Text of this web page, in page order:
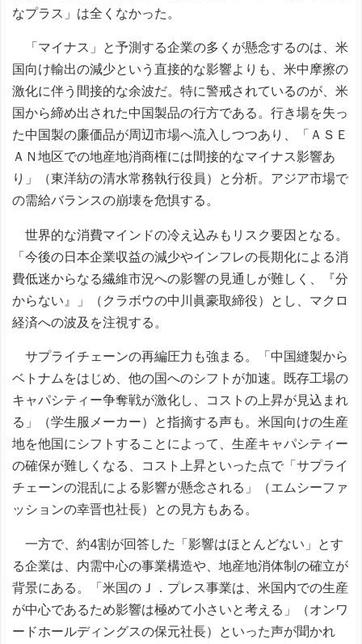
なプラス」は全くなかった。
「マイナス」と予測する企業の多くが懸念するのは、米
国向け輸出の減少という直接的な影響よりも、米中摩擦の
激化に伴う間接的な余波だ。特に警戒されているのが、米
国から締め出された中国製品の行方である。行き場を失っ
た中国製の廉価品が周辺市場へ流入しつつあり、「ＡＳＥ
ＡＮ地区での地産地消商権には間接的なマイナス影響あ
り」（東洋紡の清水常務執行役員）と分析。アジア市場で
の需給バランスの崩壊を危惧する。
世界的な消費マインドの冷え込みもリスク要因となる。
「今後の日本企業収益の減少やインフレの長期化による消
費低迷からなる繊維市況への影響の見通しが難しく、『分
からない』」（クラボウの中川眞豪取締役）とし、マクロ
経済への波及を注視する。
サプライチェーンの再編圧力も強まる。「中国縫製から
ベトナムをはじめ、他の国へのシフトが加速。既存工場の
キャパシティー争奪戦が激化し、コストの上昇が見込まれ
る」（学生服メーカー）と指摘する声も。米国向けの生産
地を他国にシフトすることによって、生産キャパシティー
の確保が難しくなる、コスト上昇といった点で「サプライ
チェーンの混乱による影響が懸念される」（エムシーファ
ッションの幸晋也社長）との見方もある。
一方で、約4割が回答した「影響はほとんどない」とす
る企業は、内需中心の事業構造や、地産地消体制の確立が
背景にある。「米国のＪ．プレス事業は、米国内での生産
が中心であるため影響は極めて小さいと考える」（オンワ
ードホールディングスの保元社長）といった声が聞かれ